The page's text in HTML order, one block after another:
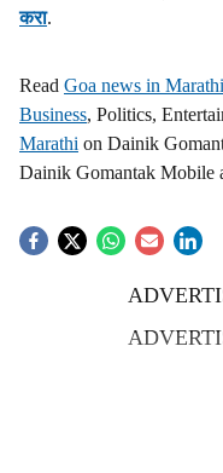
h
r
e
करा.
Read Goa news in Marathi
Business, Politics,
Marathi on Dainik
Dainik Gomantak Mobile